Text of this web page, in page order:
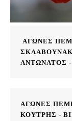
ΑΓΩΝΕΣ
ΑΝΤΩΝΑΤΟΣ -
ΑΓΩΝΕΣ
ΚΟΥΤΡΗΣ -